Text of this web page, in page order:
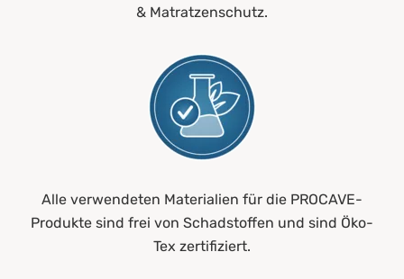
& Matratzenschutz.
Alle verwendeten Materialien für die PROCAVE-
Produkte sind frei von Schadstoffen und sind Öko-
Tex zertifiziert.